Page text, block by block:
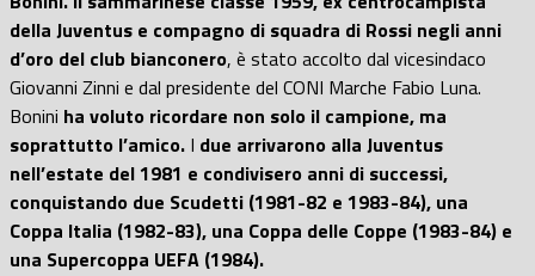
della Juventus e compagno di squadra di Rossi negli anni
d’oro del club bianconero, è stato accolto dal vicesindaco
Giovanni Zinni e dal presidente del CONI Marche Fabio Luna.
Bonini ha voluto ricordare non solo il campione, ma
soprattutto l’amico. I due arrivarono alla Juventus
nell’estate del 1981 e condivisero anni di successi,
conquistando due Scudetti (1981-82 e 1983-84), una
Coppa Italia (1982-83), una Coppa delle Coppe (1983-84) e
una Supercoppa UEFA (1984).